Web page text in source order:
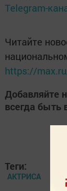
Telegram-
Читайте
https://
Добавляйте
всегда быть
Теги:
АКТРИСА